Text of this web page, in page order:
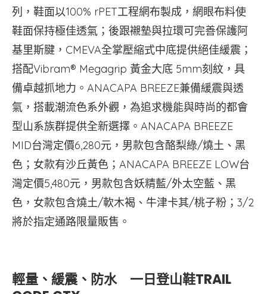
列，鞋面以100% rPET工程網布製成，網眼布料使
鞋面保持極佳透氣；後跟襯墊與拉環可完善保護阿
基里斯腱，CMEVA全掌壓縮式中底提供絕佳緩震；
搭配Vibram® Megagrip 黃金大底 5mm刻紋，具
備卓越抓地力。ANACAPA BREEZE兼備緩震與透
氣，搭載潮流色系外觀，為追求機能與時尚的都會
型山系族群提供全新選擇。ANACAPA BREEZE
MID台灣定價6,280元，男款包含酪梨綠/燒土、黑
色；女款有沙丘黃色；ANACAPA BREEZE LOW台
灣定價5,480元，男款包含妖精藍/外太空藍、黑
色，女款包含燒土/軟木褐、牛津卡其/桃子粉；3/2
將於指定通路限量販售。
輕量、緩震、防水 一日登山鞋TRAIL